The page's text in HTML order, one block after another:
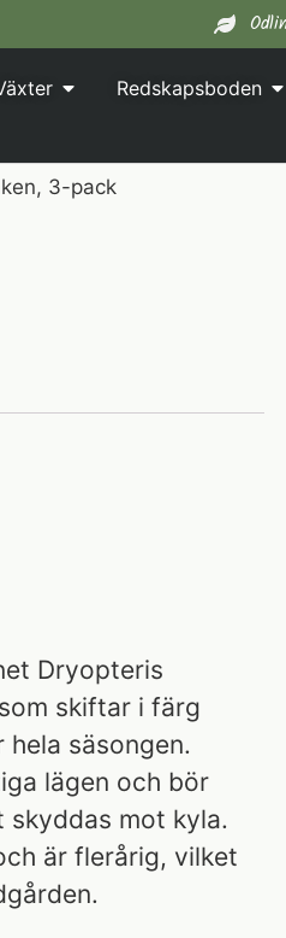
Redskapsboden
3-pack
Dryopteris
skiftar i färg
säsongen.
lägen och bör
mot kyla.
är flerårig, vilket